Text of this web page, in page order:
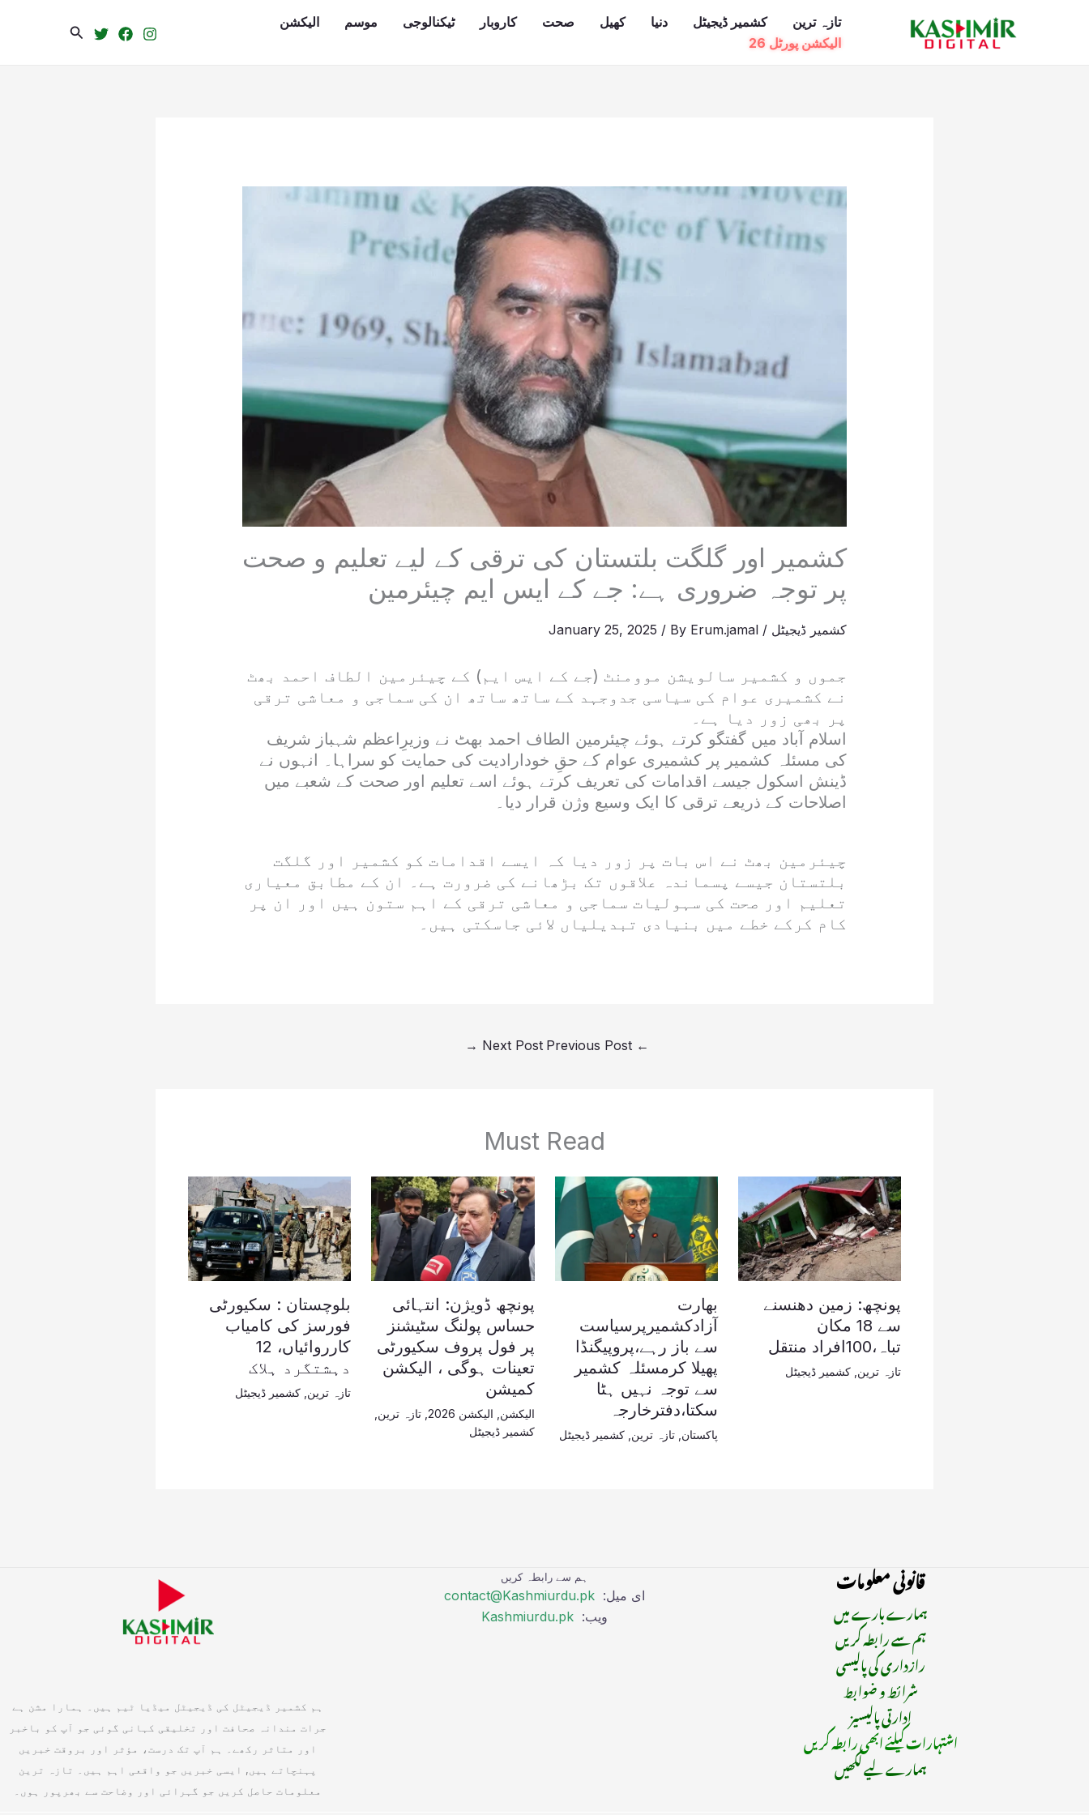
تازہ ترین کشمیر ڈیجیٹل دنیا کھیل صحت کاروبار ٹیکنالوجی موسم
الیکشن
الیکشن پورٹل 26
Search
کشمیر اور گلگت بلتستان کی ترقی کے لیے تعلیم و صحت
پر توجہ ضروری ہے: جے کے ایس ایم چیئرمین
کشمیر ڈیجیٹل /
January 25, 2025 / By Erum.jamal
جموں و کشمیر سالویشن موومنٹ (جے کے ایس ایم) کے چیئرمین الطاف احمد بھٹ
نے کشمیری عوام کی سیاسی جدوجہد کے ساتھ ساتھ ان کی سماجی و معاشی ترقی
پر بھی زور دیا ہے۔
اسلام آباد میں گفتگو کرتے ہوئے چیئرمین الطاف احمد بھٹ نے وزیرِاعظم شہباز شریف
کی مسئلہ کشمیر پر کشمیری عوام کے حقِ خودارادیت کی حمایت کو سراہا۔ انہوں نے
ڈینش اسکول جیسے اقدامات کی تعریف کرتے ہوئے اسے تعلیم اور صحت کے شعبے میں
اصلاحات کے ذریعے ترقی کا ایک وسیع وژن قرار دیا۔
چیئرمین بھٹ نے اس بات پر زور دیا کہ ایسے اقدامات کو کشمیر اور گلگت
بلتستان جیسے پسماندہ علاقوں تک بڑھانے کی ضرورت ہے۔ ان کے مطابق معیاری
تعلیم اور صحت کی سہولیات سماجی و معاشی ترقی کے اہم ستون ہیں اور ان پر
کام کرکے خطے میں بنیادی تبدیلیاں لائی جاسکتی ہیں۔
←
Next Post
→
Must Read
پونچھ: زمین دھنسنے
سے 18 مکان
تباہ،100افراد منتقل
تازہ ترین کشمیر ڈیجیٹل
بھارت
آزادکشمیرپرسیاست
سے باز رہے،پروپیگنڈا
پھیلا کرمسئلہ کشمیر
سے توجہ نہیں ہٹا
سکتا،دفترخارجہ
پاکستان ,تازہ ترین ,کشمیر ڈیجیٹل
پونچھ ڈویژن: انتہائی
حساس پولنگ سٹیشنز
پر فول پروف سکیورٹی
تعینات ہوگی ، الیکشن
کمیشن
الیکشن الیکشن 2026 ,تازہ ترین
کشمیر ڈیجیٹل
بلوچستان : سکیورٹی
فورسز کی کامیاب
کارروائیاں، 12
دہشتگرد ہلاک
تازہ ترین کشمیر ڈیجیٹل
قانونی معلومات
ہمارے بارے میں
ہم سے رابطہ کریں
رازداری کی پالیسی
شرائط و ضوابط
ادارتی پالیسیز
اشتہارات کیلئے ابھی رابطہ کریں
ہمارے لیے لکھیں
ہم سے رابطہ کریں
ای میل: contact@Kashmiurdu.pk
ویب: Kashmiurdu.pk
ہم کشمیر ڈیجیٹل کی ڈیجیٹل میڈیا ٹیم ہیں۔ ہمارا مشن ہے
جرات مندانہ صحافت اور تخلیقی کہانی گوئی جو آپ کو باخبر
اور متاثر رکھے۔ ہم آپ تک درست، مؤثر اور بروقت خبریں
پہنچاتے ہیں, ایسی خبریں جو واقعی اہم ہیں۔ تازہ ترین
معلومات حاصل کریں جو گہرائی اور وضاحت سے بھرپور ہوں۔